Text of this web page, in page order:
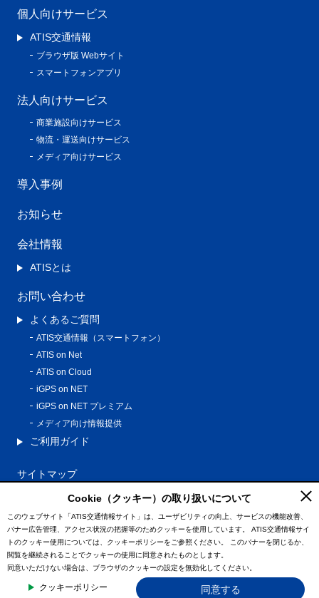
個人向けサービス
ATIS交通情報
ブラウザ版 Webサイト
スマートフォンアプリ
法人向けサービス
商業施設向けサービス
物流・運送向けサービス
メディア向けサービス
導入事例
お知らせ
会社情報
ATISとは
お問い合わせ
よくあるご質問
ATIS交通情報（スマートフォン）
ATIS on Net
ATIS on Cloud
iGPS on NET
iGPS on NET プレミアム
メディア向け情報提供
ご利用ガイド
サイトマップ
プライバシーポリシー
利用規約
特定商取引法に基づく表記
情報の外部通信について
© ATIS Co.,Ltd. All Rights Reserved.
Cookie（クッキー）の取り扱いについて
このウェブサイト「ATIS交通情報サイト」は、ユーザビリティの向上、サービスの機能改善、
バナー広告管理、アクセス状況の把握等のためクッキーを使用しています。
ATIS交通情報サイ
トのクッキー使用については、クッキーポリシーをご参照ください。
このバナーを閉じるか、
閲覧を継続されることでクッキーの使用に同意されたものとします。
同意いただけない場合は、ブラウザのクッキーの設定を無効化してください。
クッキーポリシー 同意する